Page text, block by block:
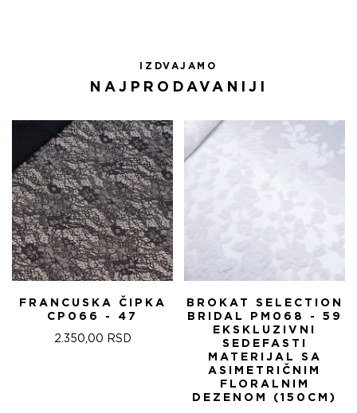
IZDVAJAMO
NAJPRODAVANIJI
FRANCUSKA ČIPKA
CP066 - 47
2.350,00 RSD
BROKAT SELECTION
BRIDAL PM068 - 59
EKSKLUZIVNI
SEDEFASTI
MATERIJAL SA
ASIMETRIČNIM
FLORALNIM
DEZENOM (150CM)